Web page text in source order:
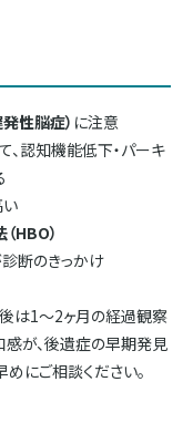
性脳症） に注意
、認知機能低下・パーキ
HBO）
断のきっかけ
後は1〜2ヶ月の経過観察
感が、後遺症の早期発見
にご相談ください。